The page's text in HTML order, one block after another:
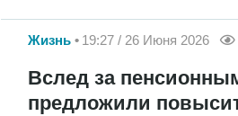
Жизнь 19:27 / 26 Июня 2026
Вслед за
предложили